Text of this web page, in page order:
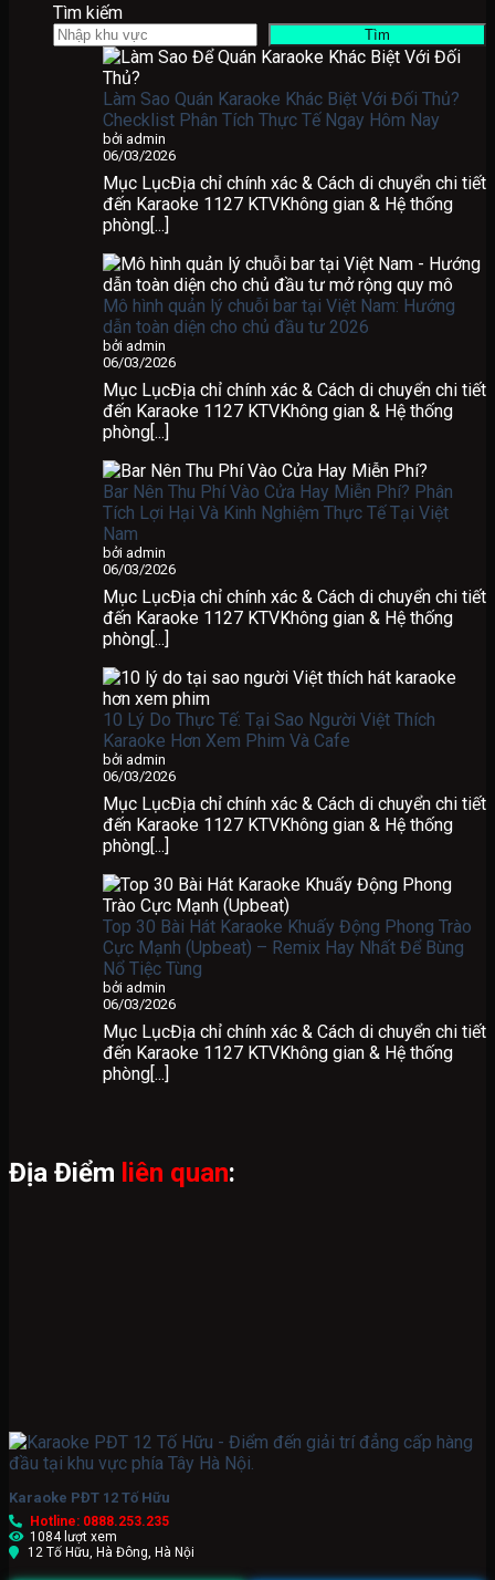
Tìm kiếm
Tìm
Làm Sao Quán Karaoke Khác Biệt Với Đối Thủ?
Checklist Phân Tích Thực Tế Ngay Hôm Nay
bởi admin
06/03/2026
Mục LụcĐịa chỉ chính xác & Cách di chuyển chi tiết
đến Karaoke 1127 KTVKhông gian & Hệ thống
phòng[...]
Mô hình quản lý chuỗi bar tại Việt Nam: Hướng
dẫn toàn diện cho chủ đầu tư 2026
bởi admin
06/03/2026
Mục LụcĐịa chỉ chính xác & Cách di chuyển chi tiết
đến Karaoke 1127 KTVKhông gian & Hệ thống
phòng[...]
Bar Nên Thu Phí Vào Cửa Hay Miễn Phí? Phân
Tích Lợi Hại Và Kinh Nghiệm Thực Tế Tại Việt
Nam
bởi admin
06/03/2026
Mục LụcĐịa chỉ chính xác & Cách di chuyển chi tiết
đến Karaoke 1127 KTVKhông gian & Hệ thống
phòng[...]
10 Lý Do Thực Tế: Tại Sao Người Việt Thích
Karaoke Hơn Xem Phim Và Cafe
bởi admin
06/03/2026
Mục LụcĐịa chỉ chính xác & Cách di chuyển chi tiết
đến Karaoke 1127 KTVKhông gian & Hệ thống
phòng[...]
Top 30 Bài Hát Karaoke Khuấy Động Phong Trào
Cực Mạnh (Upbeat) – Remix Hay Nhất Để Bùng
Nổ Tiệc Tùng
bởi admin
06/03/2026
Mục LụcĐịa chỉ chính xác & Cách di chuyển chi tiết
đến Karaoke 1127 KTVKhông gian & Hệ thống
phòng[...]
Địa Điểm liên quan:
Karaoke PĐT 12 Tố Hữu
Hotline: 0888.253.235
1084 lượt xem
12 Tố Hữu, Hà Đông, Hà Nội